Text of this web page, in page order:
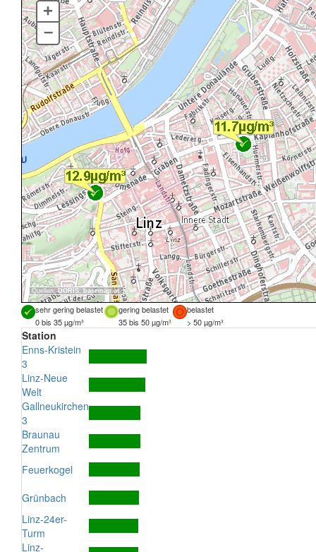
Quellen:DORIS, basemap.at
+
–
sehr gering belastet gering belastet
belastet
0 bis 35 µg/m³
35 bis 50 µg/m³ > 50 µg/m³
Station
Enns-Kristein
3
Linz-Neue
Welt
Gallneukirchen
3
Braunau
Zentrum
Feuerkogel
Grünbach
Linz-24er-
Turm
Linz-